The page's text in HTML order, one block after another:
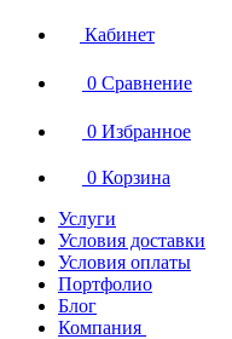
Кабинет
0 Сравнение
0 Избранное
0 Корзина
Услуги
Условия доставки
Условия оплаты
Портфолио
Блог
Компания